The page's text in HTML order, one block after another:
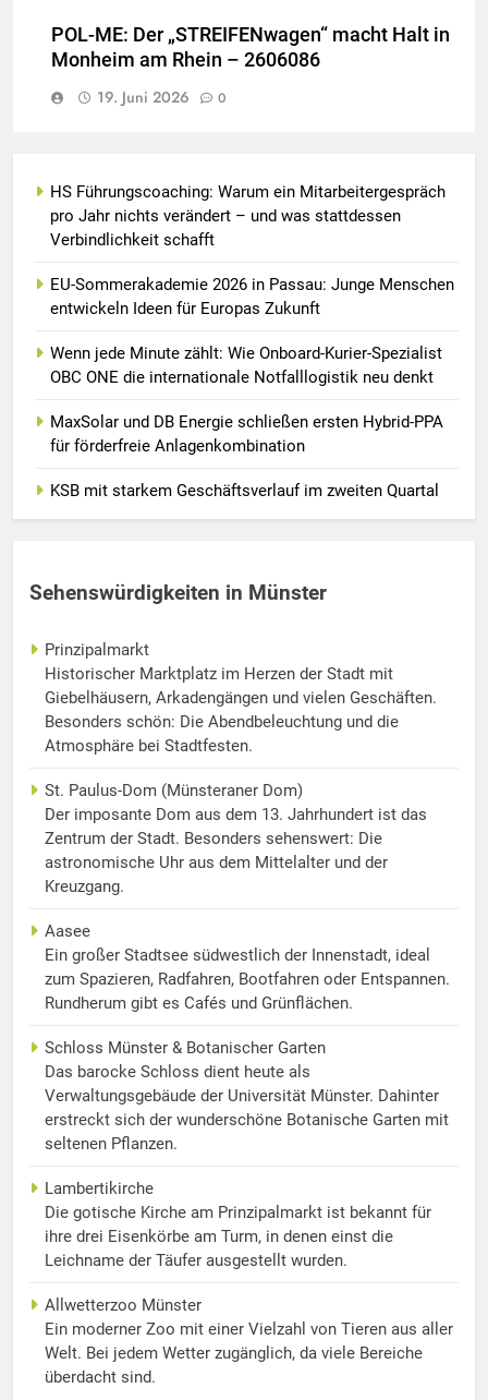
POL-ME: Der „STREIFENwagen“ macht Halt in
Monheim am Rhein – 2606086
19. Juni 2026
0
HS Führungscoaching: Warum ein Mitarbeitergespräch
pro Jahr nichts verändert – und was stattdessen
Verbindlichkeit schafft
EU-Sommerakademie 2026 in Passau: Junge Menschen
entwickeln Ideen für Europas Zukunft
Wenn jede Minute zählt: Wie Onboard-Kurier-Spezialist
OBC ONE die internationale Notfalllogistik neu denkt
MaxSolar und DB Energie schließen ersten Hybrid-PPA
für förderfreie Anlagenkombination
KSB mit starkem Geschäftsverlauf im zweiten Quartal
Sehenswürdigkeiten in Münster
Prinzipalmarkt
Historischer Marktplatz im Herzen der Stadt mit
Giebelhäusern, Arkadengängen und vielen Geschäften.
Besonders schön: Die Abendbeleuchtung und die
Atmosphäre bei Stadtfesten.
St. Paulus-Dom (Münsteraner Dom)
Der imposante Dom aus dem 13. Jahrhundert ist das
Zentrum der Stadt. Besonders sehenswert: Die
astronomische Uhr aus dem Mittelalter und der
Kreuzgang.
Aasee
Ein großer Stadtsee südwestlich der Innenstadt, ideal
zum Spazieren, Radfahren, Bootfahren oder Entspannen.
Rundherum gibt es Cafés und Grünflächen.
Schloss Münster & Botanischer Garten
Das barocke Schloss dient heute als
Verwaltungsgebäude der Universität Münster. Dahinter
erstreckt sich der wunderschöne Botanische Garten mit
seltenen Pflanzen.
Lambertikirche
Die gotische Kirche am Prinzipalmarkt ist bekannt für
ihre drei Eisenkörbe am Turm, in denen einst die
Leichname der Täufer ausgestellt wurden.
Allwetterzoo Münster
Ein moderner Zoo mit einer Vielzahl von Tieren aus aller
Welt. Bei jedem Wetter zugänglich, da viele Bereiche
überdacht sind.